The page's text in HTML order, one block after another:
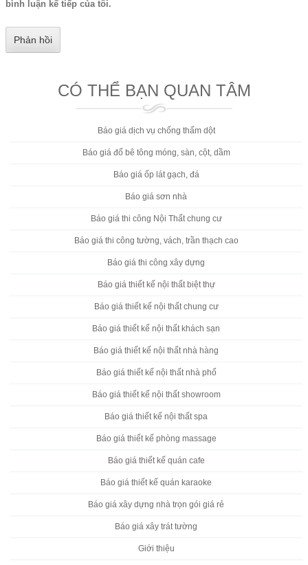
bình luận kế tiếp của tôi.
CÓ THỂ BẠN QUAN TÂM
Báo giá dịch vụ chống thấm dột
Báo giá đổ bê tông móng, sàn, cột, dầm
Báo giá ốp lát gạch, đá
Báo giá sơn nhà
Báo giá thi công Nội Thất chung cư
Báo giá thi công tường, vách, trần thạch cao
Báo giá thi công xây dựng
Báo giá thiết kế nội thất biệt thự
Báo giá thiết kế nội thất chung cư
Báo giá thiết kế nội thất khách sạn
Báo giá thiết kế nội thất nhà hàng
Báo giá thiết kế nội thất nhà phố
Báo giá thiết kế nội thất showroom
Báo giá thiết kế nội thất spa
Báo giá thiết kế phòng massage
Báo giá thiết kế quán cafe
Báo giá thiết kế quán karaoke
Báo giá xây dựng nhà trọn gói giá rẻ
Báo giá xây trát tường
Giới thiệu